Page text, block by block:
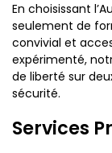
En choisissant
seulement de
convivial et
expérimenté,
de liberté sur
sécurité.
Services